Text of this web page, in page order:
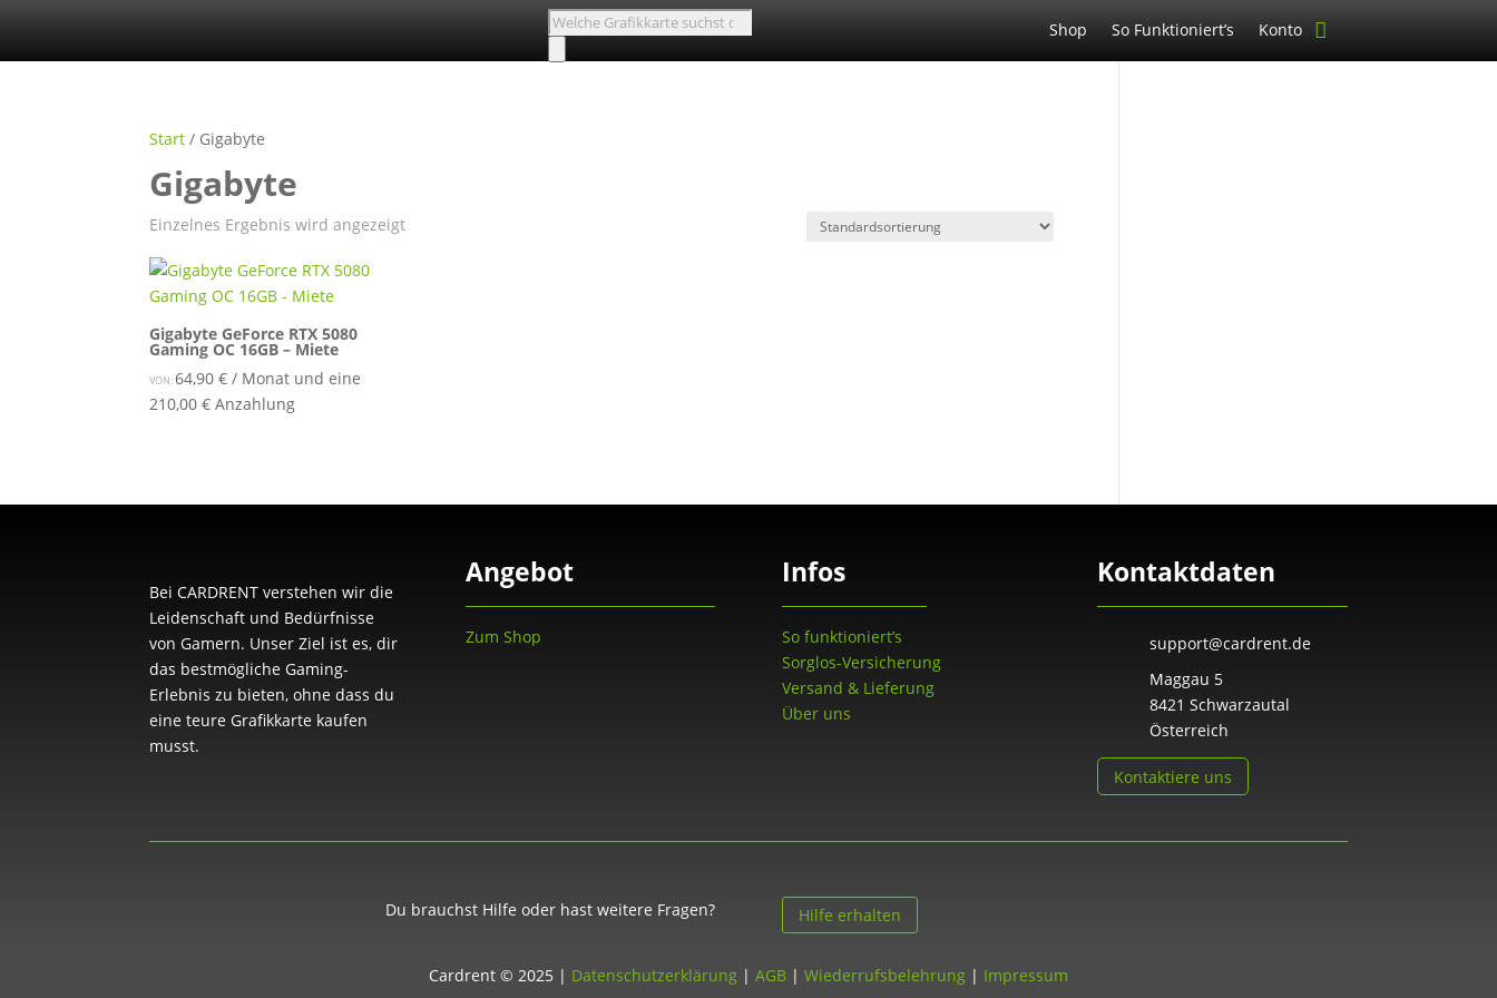
Products
Shop So Funktioniert’s Konto
Start / Gigabyte
Gigabyte
Einzelnes Ergebnis wird angezeigt
Gigabyte GeForce RTX 5080
Gaming OC 16GB – Miete
VON:64,90€ / Monat und eine
210,00€ Anzahlung
Bei CARDRENT verstehen wir die
Leidenschaft und Bedürfnisse
von Gamern. Unser Ziel ist es, dir
das bestmögliche Gaming-
Erlebnis zu bieten, ohne dass du
eine teure Grafikkarte kaufen
musst.
Angebot
Zum Shop
Infos
So funktioniert’s
Sorglos-Versicherung
Versand & Lieferung
Über uns
Kontaktdaten
support@cardrent.de
Maggau 5
8421 Schwarzautal
Österreich
Kontaktiere uns
Du brauchst Hilfe oder hast weitere Fragen? Hilfe erhalten
Cardrent © 2025 | Datenschutzerklärung | AGB | Wiederrufsbelehrung | Impressum